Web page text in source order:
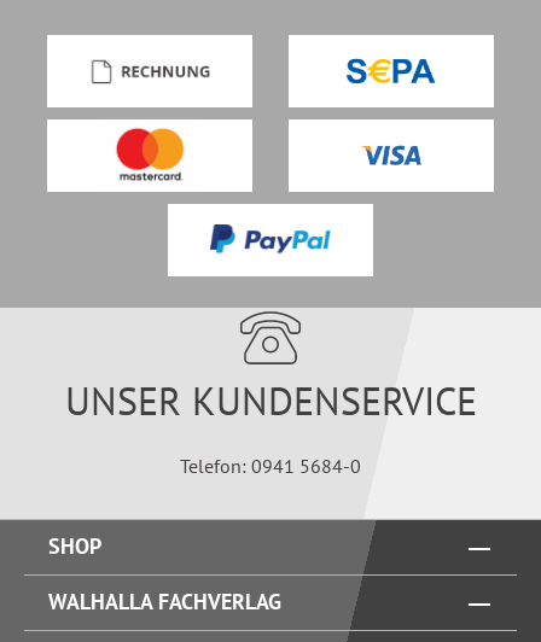
UNSER KUNDENSERVICE
Telefon: 0941 5684-0
SHOP
WALHALLA FACHVERLAG